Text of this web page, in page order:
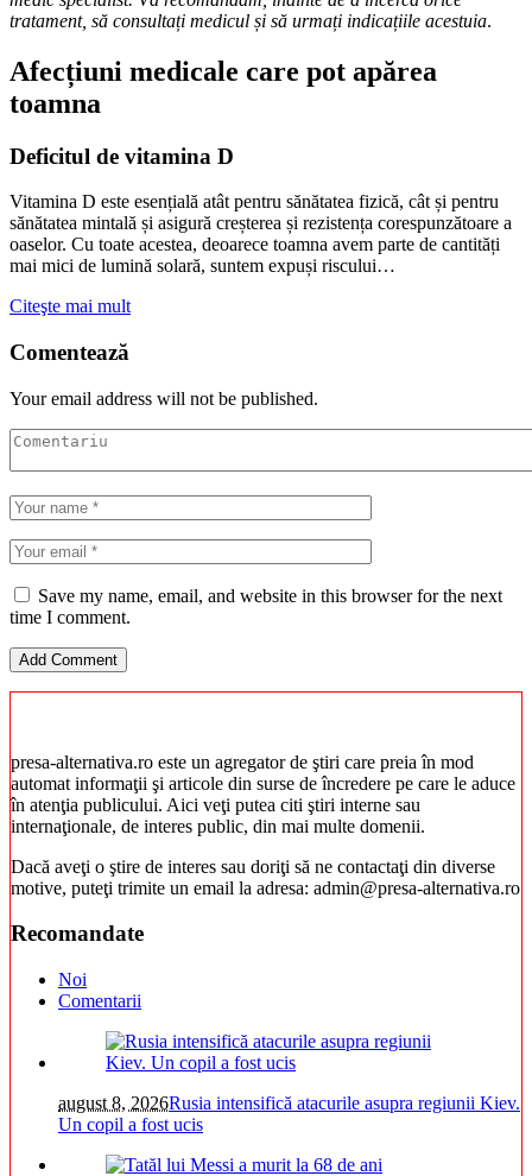
tratament, să consultați medicul și să urmați indicațiile acestuia.
Afecțiuni medicale care pot apărea
toamna
Deficitul de vitamina D
Vitamina D este esențială atât pentru sănătatea fizică, cât și pentru
sănătatea mintală și asigură creșterea și rezistența corespunzătoare a
oaselor. Cu toate acestea, deoarece toamna avem parte de cantități
mai mici de lumină solară, suntem expuși riscului…
Citeşte mai mult
Comentează
Your email address will not be published.
Save my name, email, and website in this browser for the next
time I comment.
presa-alternativa.ro este un agregator de ştiri care preia în mod
automat informaţii şi articole din surse de încredere pe care le aduce
în atenţia publicului. Aici veţi putea citi ştiri interne sau
internaţionale, de interes public, din mai multe domenii.
Dacă aveţi o ştire de interes sau doriţi să ne contactaţi din diverse
motive, puteţi trimite un email la adresa: admin@presa-alternativa.ro
Recomandate
Noi
Comentarii
august 8, 2026Rusia intensifică atacurile asupra regiunii Kiev.
Un copil a fost ucis